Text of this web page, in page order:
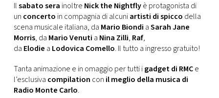
Ilsabato sera inoltre Nick the Nightflyè protagonista di
un concerto in compagnia di alcuniartisti di spicco della
scena musicale italiana, da Mario Biondi aSarah Jane
Morris, da Mario Venuti a Nina Zilli, Raf,
da Elodie a Lodovica Comello. Il tutto a ingresso gratuito!
Tanta animazione e in omaggio per tutti igadget di RMCe
l’esclusiva compilation con il meglio della musica di
Radio Monte Carlo.